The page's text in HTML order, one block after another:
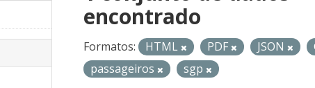
encontrado
Formatos: HTML PDF JSON
passageiros
sgp